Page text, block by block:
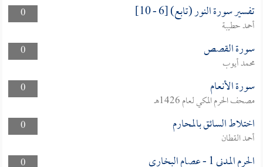
0
تفسير سورة النور (تابع) [6 - 10]
أحمد حطيبة
0
سورة القصص
محمد أيوب
0
سورة الأنعام
مصحف الحرم المكي لعام 1426هـ
0
اختلاط السائق بالمحارم
أحمد القطان
الحرم المدني 1 - عصام البخارى